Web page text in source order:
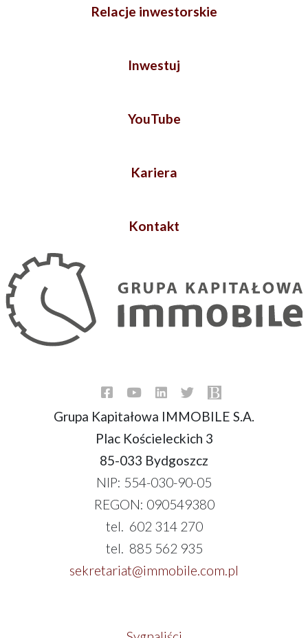
Relacje inwestorskie
Inwestuj
YouTube
Kariera
Kontakt
Grupa Kapitałowa IMMOBILE S.A.
Plac Kościeleckich 3
85-033 Bydgoszcz
NIP: 554-030-90-05
REGON: 090549380
tel. 602 314 270
tel. 885 562 935
sekretariat@immobile.com.pl